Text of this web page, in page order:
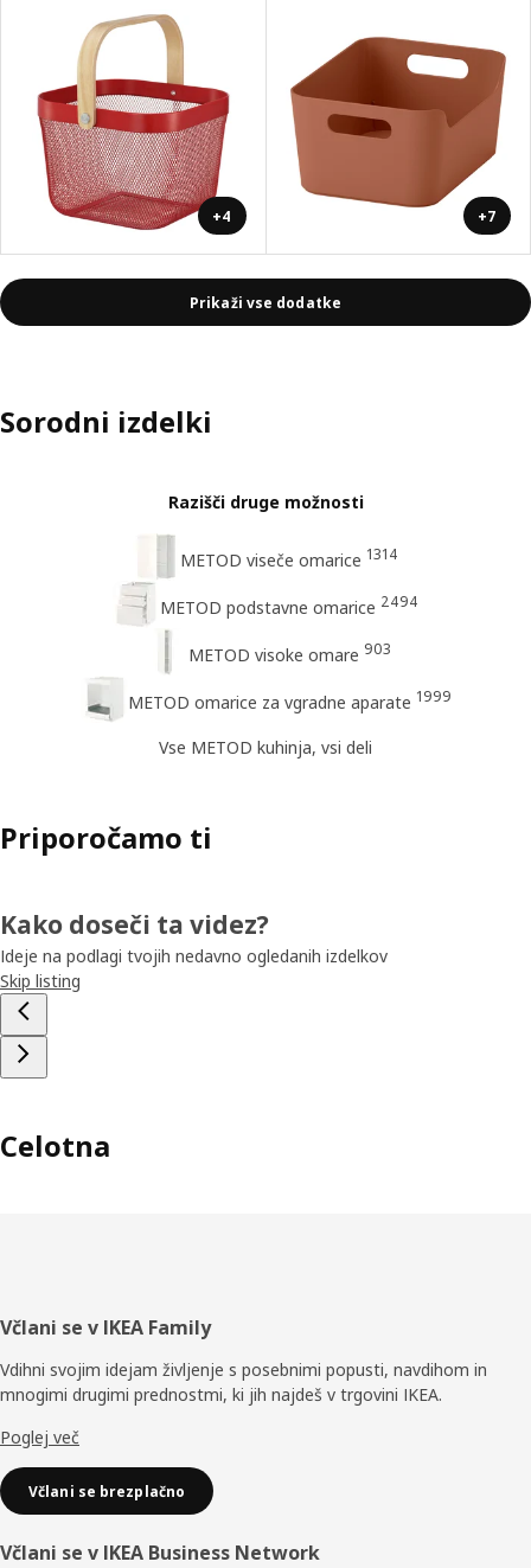
+4 +7
Prikaži vse dodatke
Sorodni izdelki
Razišči druge možnosti
METOD viseče omarice 1314
METOD podstavne omarice 2494
METOD visoke omare 903
METOD omarice za vgradne aparate 1999
Vse METOD kuhinja, vsi deli
Priporočamo ti
Kako doseči ta videz?
Ideje na podlagi tvojih nedavno ogledanih izdelkov
Skip listing
Celotna
Noga
Včlani se v IKEA Family
Vdihni svojim idejam življenje s posebnimi popusti, navdihom in
mnogimi drugimi prednostmi, ki jih najdeš v trgovini IKEA.
Poglej več
Včlani se brezplačno
Včlani se v IKEA Business Network